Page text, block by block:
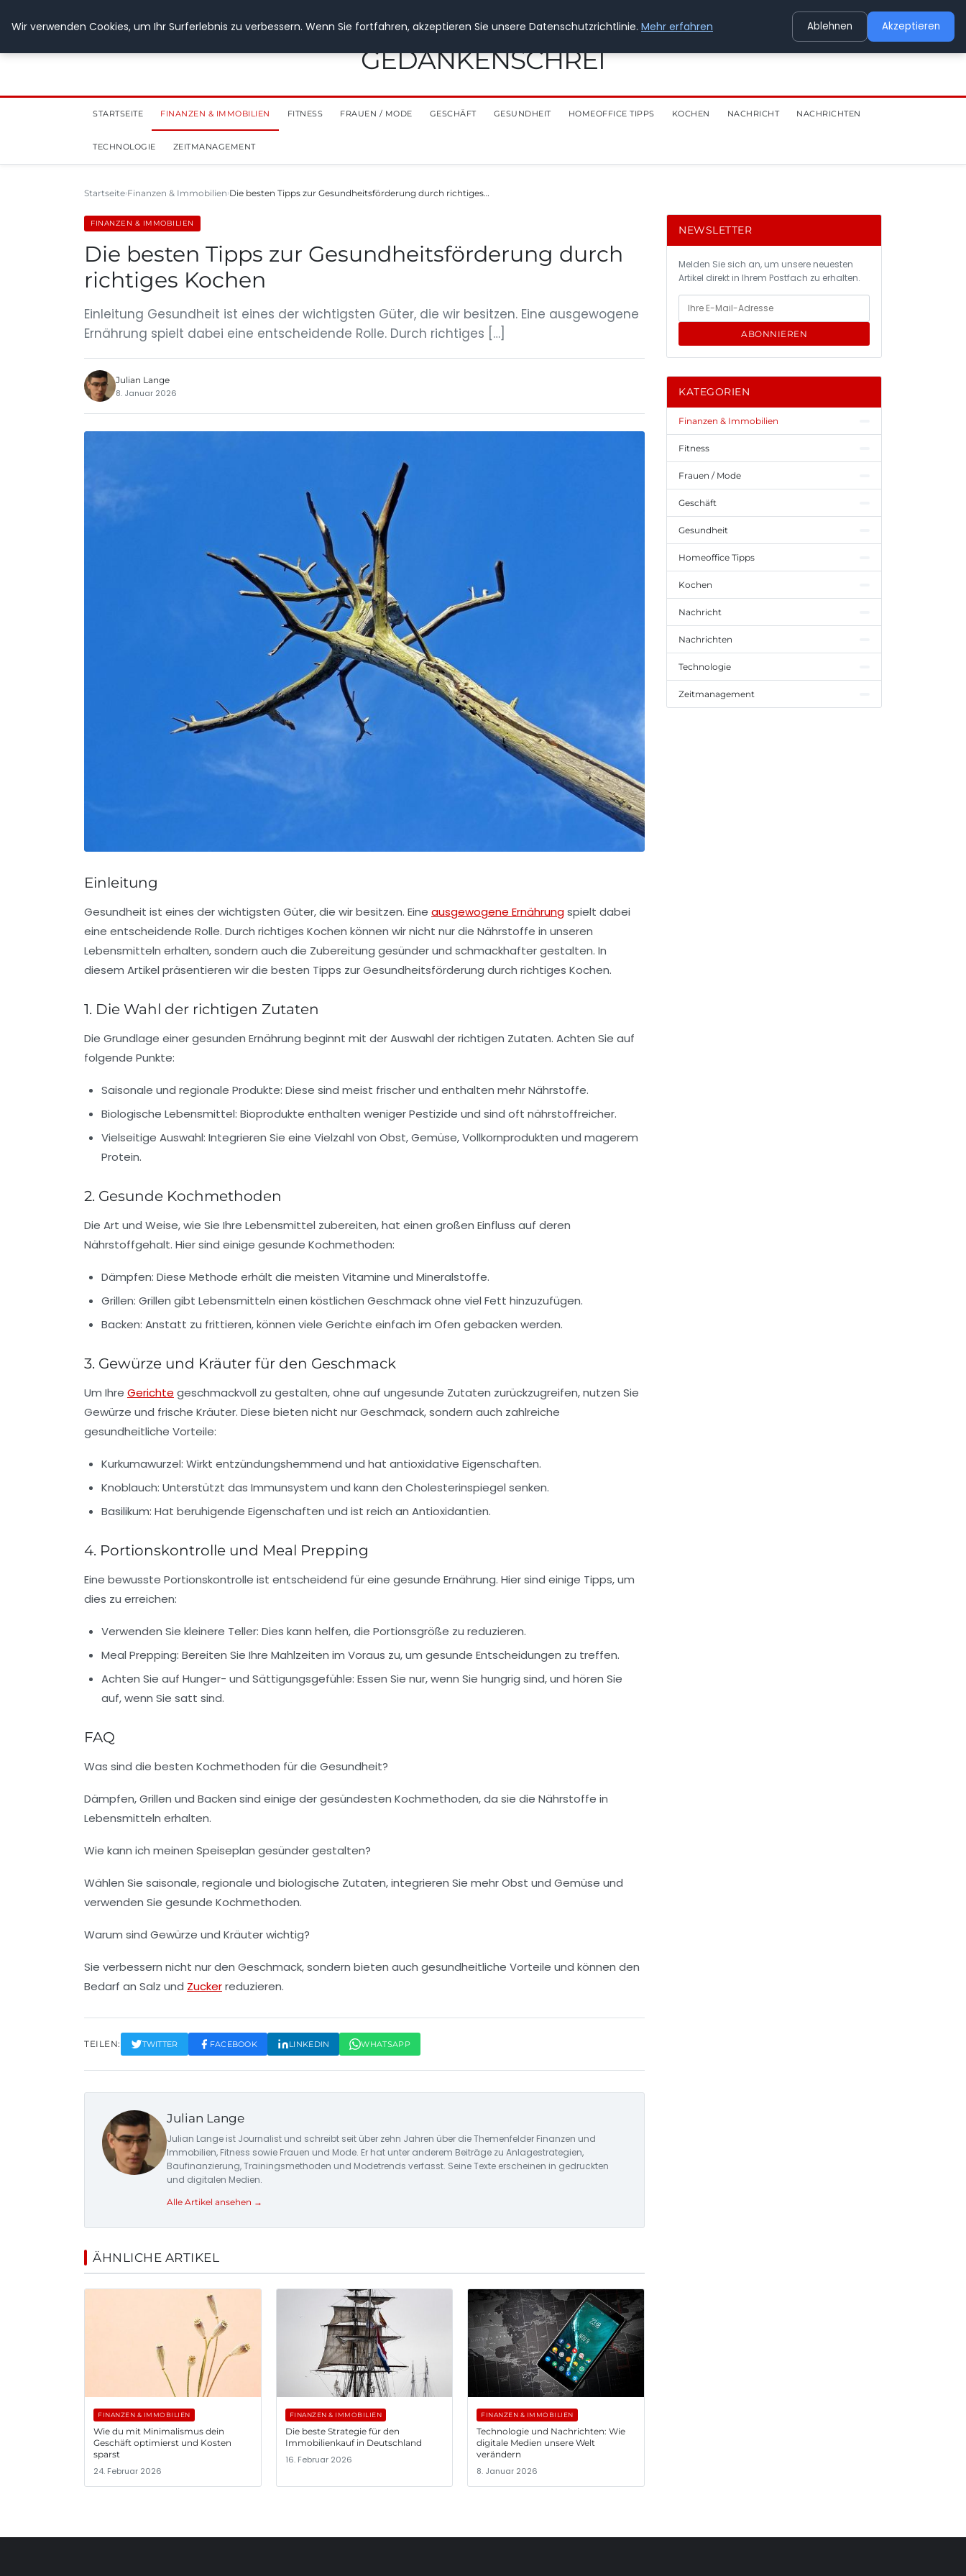
GEDANKENSCHREI
STARTSEITE FINANZEN & IMMOBILIEN FITNESS FRAUEN / MODE GESCHÄFT GESUNDHEIT HOMEOFFICE TIPPS KOCHEN NACHRICHT NACHRICHTEN
TECHNOLOGIE ZEITMANAGEMENT
Startseite Finanzen & Immobilien Die besten Tipps zur Gesundheitsförderung durch richtiges…
FINANZEN & IMMOBILIEN
Die besten Tipps zur Gesundheitsförderung durch
richtiges Kochen
Einleitung Gesundheit ist eines der wichtigsten Güter, die wir besitzen. Eine ausgewogene
Ernährung spielt dabei eine entscheidende Rolle. Durch richtiges […]
Julian Lange
8. Januar 2026
Einleitung
Gesundheit ist eines der wichtigsten Güter, die wir besitzen. Eine ausgewogene Ernährungspielt dabei
eine entscheidende Rolle. Durch richtiges Kochen können wir nicht nur die Nährstoffe in unseren
Lebensmitteln erhalten, sondern auch die Zubereitung gesünder und schmackhafter gestalten. In
diesem Artikel präsentieren wir die besten Tipps zur Gesundheitsförderung durch richtiges Kochen.
1. Die Wahl der richtigen Zutaten
Die Grundlage einer gesunden Ernährung beginnt mit der Auswahl der richtigen Zutaten. Achten Sie auf
folgende Punkte:
Saisonale und regionale Produkte: Diese sind meist frischer und enthalten mehr Nährstoffe.
Biologische Lebensmittel: Bioprodukte enthalten weniger Pestizide und sind oft nährstoffreicher.
Vielseitige Auswahl: Integrieren Sie eine Vielzahl von Obst, Gemüse, Vollkornprodukten und magerem
Protein.
2. Gesunde Kochmethoden
Die Art und Weise, wie Sie Ihre Lebensmittel zubereiten, hat einen großen Einfluss auf deren
Nährstoffgehalt. Hier sind einige gesunde Kochmethoden:
Dämpfen: Diese Methode erhält die meisten Vitamine und Mineralstoffe.
Grillen: Grillen gibt Lebensmitteln einen köstlichen Geschmack ohne viel Fett hinzuzufügen.
Backen: Anstatt zu frittieren, können viele Gerichte einfach im Ofen gebacken werden.
3. Gewürze und Kräuter für den Geschmack
Um Ihre Gerichte geschmackvoll zu gestalten, ohne auf ungesunde Zutaten zurückzugreifen, nutzen Sie
Gewürze und frische Kräuter. Diese bieten nicht nur Geschmack, sondern auch zahlreiche
gesundheitliche Vorteile:
Kurkumawurzel: Wirkt entzündungshemmend und hat antioxidative Eigenschaften.
Knoblauch: Unterstützt das Immunsystem und kann den Cholesterinspiegel senken.
Basilikum: Hat beruhigende Eigenschaften und ist reich an Antioxidantien.
4. Portionskontrolle und Meal Prepping
Eine bewusste Portionskontrolle ist entscheidend für eine gesunde Ernährung. Hier sind einige Tipps, um
dies zu erreichen:
Verwenden Sie kleinere Teller: Dies kann helfen, die Portionsgröße zu reduzieren.
Meal Prepping: Bereiten Sie Ihre Mahlzeiten im Voraus zu, um gesunde Entscheidungen zu treffen.
Achten Sie auf Hunger- und Sättigungsgefühle: Essen Sie nur, wenn Sie hungrig sind, und hören Sie
auf, wenn Sie satt sind.
FAQ
Was sind die besten Kochmethoden für die Gesundheit?
Dämpfen, Grillen und Backen sind einige der gesündesten Kochmethoden, da sie die Nährstoffe in
Lebensmitteln erhalten.
Wie kann ich meinen Speiseplan gesünder gestalten?
Wählen Sie saisonale, regionale und biologische Zutaten, integrieren Sie mehr Obst und Gemüse und
verwenden Sie gesunde Kochmethoden.
Warum sind Gewürze und Kräuter wichtig?
Sie verbessern nicht nur den Geschmack, sondern bieten auch gesundheitliche Vorteile und können den
Bedarf an Salz und Zuckerreduzieren.
TEILEN: TWITTER FACEBOOK LINKEDIN WHATSAPP
Julian Lange
Julian Lange ist Journalist und schreibt seit über zehn Jahren über die Themenfelder Finanzen und
Immobilien, Fitness sowie Frauen und Mode. Er hat unter anderem Beiträge zu Anlagestrategien,
Baufinanzierung, Trainingsmethoden und Modetrends verfasst. Seine Texte erscheinen in gedruckten
und digitalen Medien.
Alle Artikel ansehen →
ÄHNLICHE ARTIKEL
FINANZEN & IMMOBILIEN
Wie du mit Minimalismus dein
Geschäft optimierst und Kosten
sparst
24. Februar 2026
FINANZEN & IMMOBILIEN
Die beste Strategie für den
Immobilienkauf in Deutschland
16. Februar 2026
FINANZEN & IMMOBILIEN
Technologie und Nachrichten: Wie
digitale Medien unsere Welt
verändern
8. Januar 2026
NEWSLETTER
Melden Sie sich an, um unsere neuesten
Artikel direkt in Ihrem Postfach zu erhalten.
ABONNIEREN
KATEGORIEN
Finanzen & Immobilien
Fitness
Frauen / Mode
Geschäft
Gesundheit
Homeoffice Tipps
Kochen
Nachricht
Nachrichten
Technologie
Zeitmanagement
Wir verwenden Cookies, um Ihr Surferlebnis zu verbessern. Wenn Sie fortfahren, akzeptieren Sie unsere Datenschutzrichtlinie. Mehr erfahren Ablehnen Akzeptieren